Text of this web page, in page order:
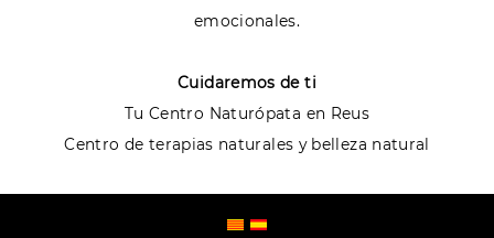
emocionales.
Cuidaremos de ti
Tu Centro Naturópata en Reus
Centro de terapias naturales y belleza natural